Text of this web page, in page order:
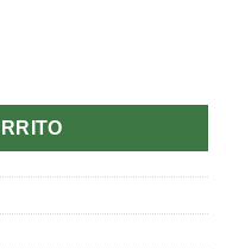
Mic.) cantidad